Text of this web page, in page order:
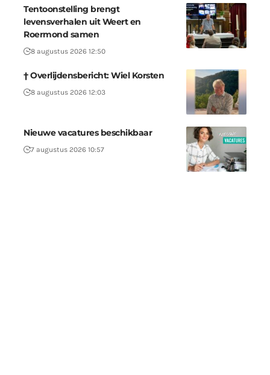
Tentoonstelling brengt
levensverhalen uit Weert en
Roermond samen
8 augustus 2026 12:50
† Overlijdensbericht: Wiel Korsten
8 augustus 2026 12:03
Nieuwe vacatures beschikbaar
7 augustus 2026 10:57